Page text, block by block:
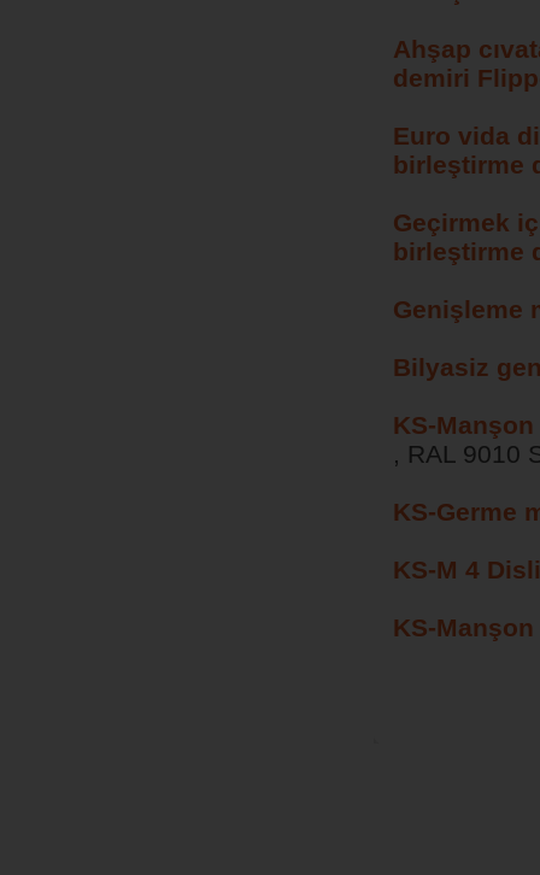
Ahşap
demiri
Euro vida
birleştirme
Geçirmek
birleştirme
Genişleme
Bilyasiz
KS-Manşon
, RAL 9010
KS-Germe
KS-M 4
KS-